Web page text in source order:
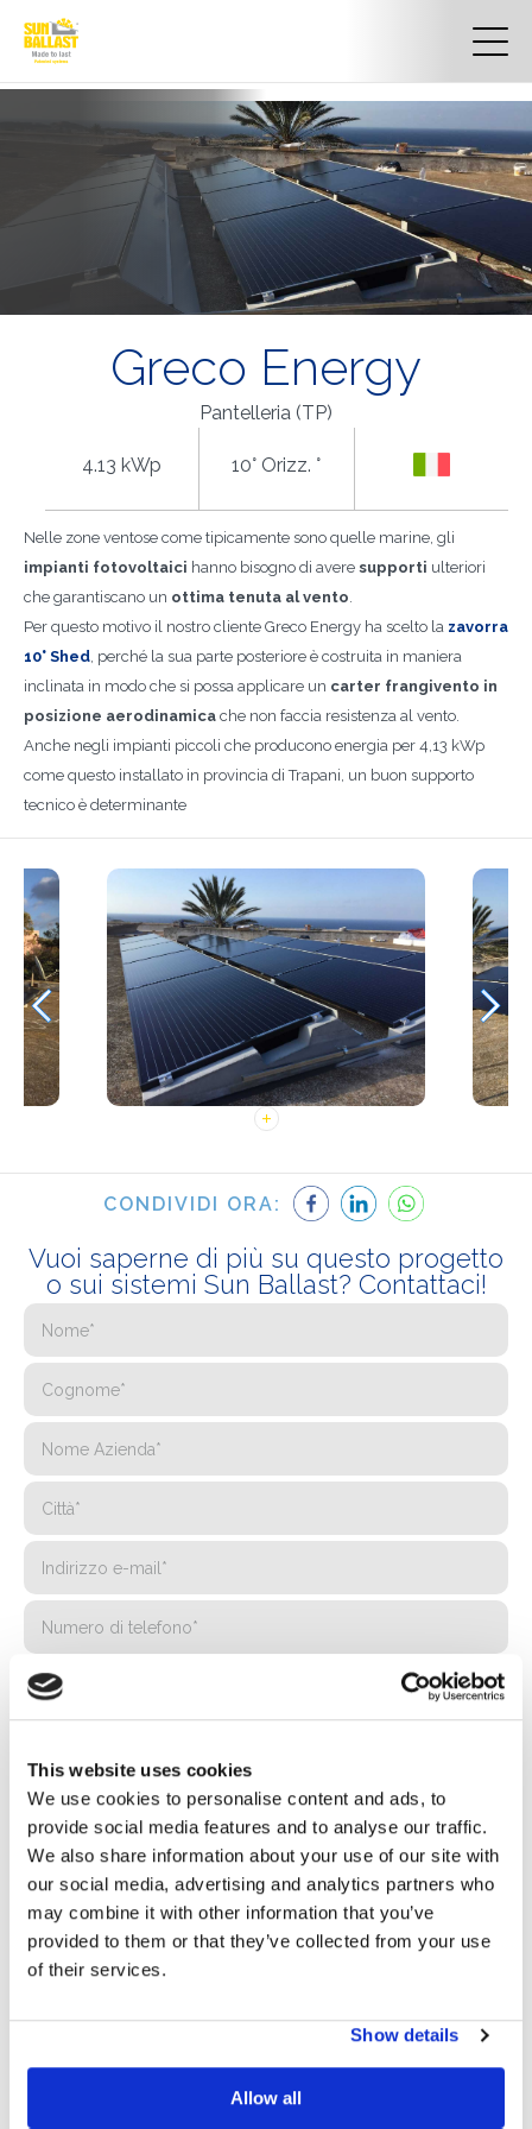
This website uses cookies
We use cookies to personalise content and ads, to
provide social media features and to analyse our traffic.
We also share information about your use of our site with
our social media, advertising and analytics partners who
may combine it with other information that you’ve
provided to them or that they’ve collected from your use
of their services.
Show details
Allow all
Greco Energy
Pantelleria (TP)
4.13 kWp 10° Orizz. °
Nelle zone ventose come tipicamente sono quelle marine, gli
impianti fotovoltaici hanno bisogno di avere supporti ulteriori
che garantiscano un ottima tenuta al vento.
Per questo motivo il nostro cliente Greco Energy ha scelto la zavorra
10° Shed, perché la sua parte posteriore è costruita in maniera
inclinata in modo che si possa applicare un carter frangivento in
posizione aerodinamica che non faccia resistenza al vento.
Anche negli impianti piccoli che producono energia per 4,13 kWp
come questo installato in provincia di Trapani, un buon supporto
tecnico è determinante
CONDIVIDI ORA:
Vuoi saperne di più su questo progetto
o sui sistemi Sun Ballast? Contattaci!
Privacy*
Autorizzo il trattamento dei miei dati secondo quanto
previsto dallaPrivacy Policy
Spuntando questa casella accetti di ricevere materiale
pubblicitario sui prodotti e servizi forniti da Basic S.B.R.L.